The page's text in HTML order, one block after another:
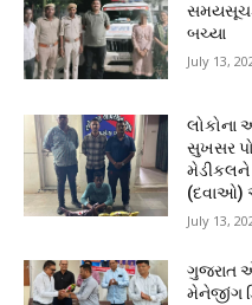
બચ્યા
July 13,
લોકોના
સુખસર
મેડીકલને
(દવાઓ)
July 13,
ગુજરાત
મેનેજીંગ